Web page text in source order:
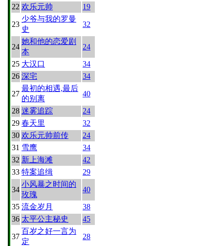
22 欢乐元帅 19
23
少爷与我的罗曼
史
32
24
她和他的恋爱剧
本
24
25 大汉口
34
26 深宅 34
27
最初的相遇,最后
的别离
40
28 迷雾追踪
24
29 春天里
32
30 欢乐元帅前传
24
31 雪鹰
34
32 新上海滩
42
33 特案追缉 29
34
小风暴之时间的
玫瑰
40
35 流金岁月
38
36 太平公主秘史 45
37
百岁之好一言为
定
28